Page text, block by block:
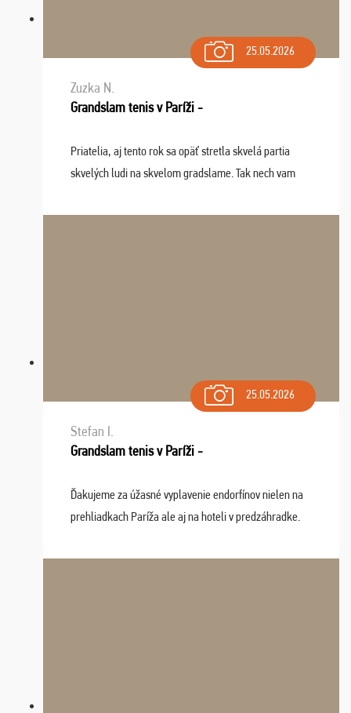
25.05.2026
Zuzka N.
Grandslam tenis v Paríži -
Priatelia, aj tento rok sa opäť stretla skvelá partia
skvelých ludi na skvelom gradslame. Tak nech vam
sa na budúci rok. Prajem vam este veľa ta ...
25.05.2026
Stefan I.
Grandslam tenis v Paríži -
Ďakujeme za úžasné vyplavenie endorfínov nielen na
prehliadkach Paríža ale aj na hoteli v predzáhradke.
spomínať a zväžujeme repete budúci rok : ...